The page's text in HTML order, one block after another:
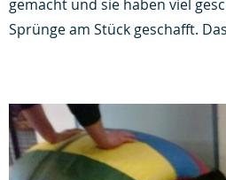
gemacht und sie haben viel
Sprünge am Stück geschafft.